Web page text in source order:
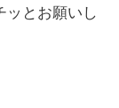
ッとお願いし